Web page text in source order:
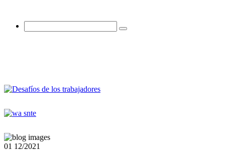
01 12/2021